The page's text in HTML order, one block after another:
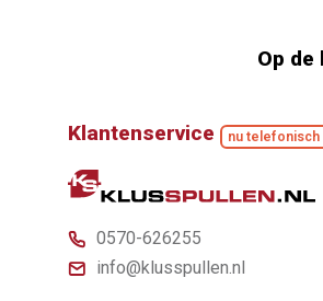
Op
Klantenservice nu
0570-626255
info@klusspullen.nl